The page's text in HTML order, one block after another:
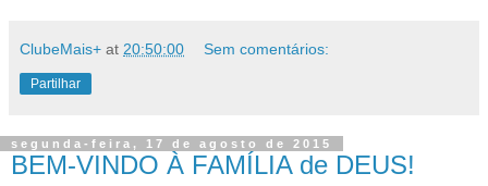
ClubeMais+ at 20:50:00 Sem comentários:
Partilhar
segunda-feira, 17 de agosto de 2015
BEM-VINDO À FAMÍLIA de DEUS!